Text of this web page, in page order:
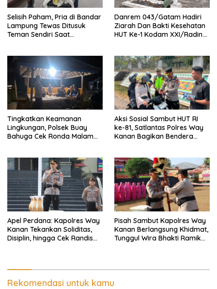
Selisih Paham, Pria di Bandar
Lampung Tewas Ditusuk
Teman Sendiri Saat
Danrem 043/Gatam Hadiri
Ziarah Dan Bakti Kesehatan
HUT Ke-1 Kodam XXI/Radin
Tingkatkan Keamanan
Lingkungan, Polsek Buay
Bahuga Cek Ronda Malam
Aksi Sosial Sambut HUT RI
ke-81, Satlantas Polres Way
Kanan Bagikan Bendera
Apel Perdana: Kapolres Way
Kanan Tekankan Soliditas,
Disiplin, hingga Cek Randis
Pisah Sambut Kapolres Way
Kanan Berlangsung Khidmat,
Tunggul Wira Bhakti Ramik
Rekomendasi untuk kamu